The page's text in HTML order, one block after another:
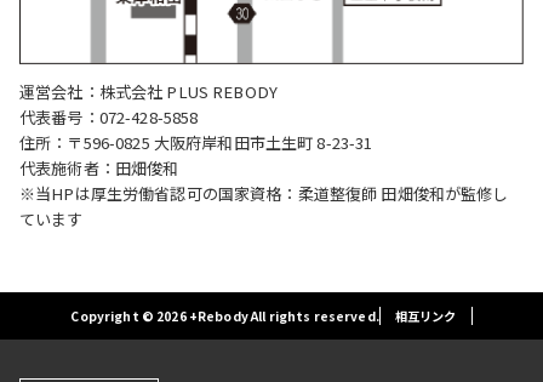
運営会社：株式会社 PLUS REBODY
代表番号：072-428-5858
住所：〒596-0825 大阪府岸和田市土生町 8-23-31
代表施術者：田畑俊和
※当HPは厚生労働省認可の国家資格：柔道整復師 田畑俊和が監修し
ています
Copyright © 2026 +Rebody All rights reserved. 相互リンク